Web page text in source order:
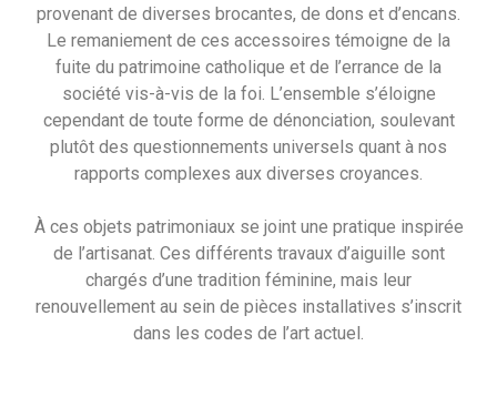
provenant de diverses brocantes, de dons et d’encans.
Le remaniement de ces accessoires témoigne de la
fuite du patrimoine catholique et de l’errance de la
société vis-à-vis de la foi. L’ensemble s’éloigne
cependant de toute forme de dénonciation, soulevant
plutôt des questionnements universels quant à nos
rapports complexes aux diverses croyances.
À ces objets patrimoniaux se joint une pratique inspirée
de l’artisanat. Ces différents travaux d’aiguille sont
chargés d’une tradition féminine, mais leur
renouvellement au sein de pièces installatives s’inscrit
dans les codes de l’art actuel.